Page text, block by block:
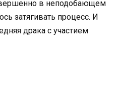
в неподобающем
затягивать процесс. И
драка с участием